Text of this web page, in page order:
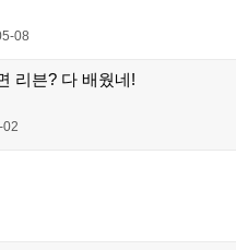
08
리븐? 다 배웠네!
02